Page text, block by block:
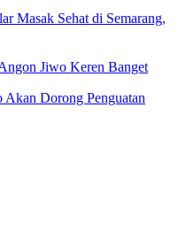
Masak Sehat di Semarang,
Jiwo Keren Banget
Akan Dorong Penguatan